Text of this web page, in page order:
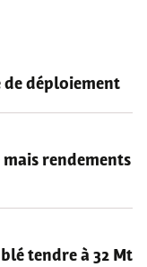
de déploiement
rendements
tendre à 32 Mt